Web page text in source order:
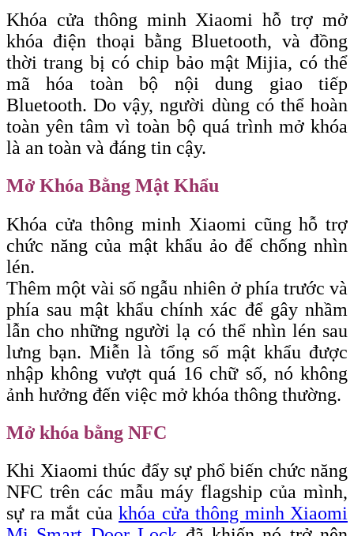
Khóa cửa thông minh Xiaomi hỗ trợ mở
khóa điện thoại bằng Bluetooth, và đồng
thời trang bị có chip bảo mật Mijia, có thể
mã hóa toàn bộ nội dung giao tiếp
Bluetooth. Do vậy, người dùng có thể hoàn
toàn yên tâm vì toàn bộ quá trình mở khóa
là an toàn và đáng tin cậy.
Mở Khóa Bằng Mật Khẩu
Khóa cửa thông minh Xiaomi cũng hỗ trợ
chức năng của mật khẩu ảo để chống nhìn
lén.
Thêm một vài số ngẫu nhiên ở phía trước và
phía sau mật khẩu chính xác để gây nhầm
lẫn cho những người lạ có thể nhìn lén sau
lưng bạn. Miễn là tổng số mật khẩu được
nhập không vượt quá 16 chữ số, nó không
ảnh hưởng đến việc mở khóa thông thường.
Mở khóa bằng NFC
Khi Xiaomi thúc đẩy sự phổ biến chức năng
NFC trên các mẫu máy flagship của mình,
sự ra mắt của khóa cửa thông minh Xiaomi